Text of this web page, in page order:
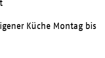
Küche Montag bis